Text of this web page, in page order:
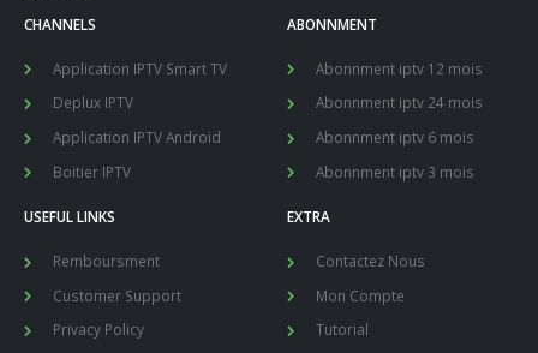
CHANNELS
Application IPTV Smart TV
Deplux IPTV
Application IPTV Android
Boitier IPTV
ABONNMENT
Abonnment iptv 12 mois
Abonnment iptv 24 mois
Abonnment iptv 6 mois
Abonnment iptv 3 mois
USEFUL LINKS
Remboursment
Customer Support
Privacy Policy
EXTRA
Contactez Nous
Mon Compte
Tutorial